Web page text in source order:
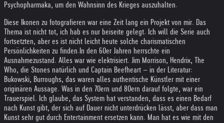
Psychopharmaka, um den Wahnsinn des Krieges auszuhalten.
Diese Ikonen zu fotografieren war eine Zeit lang ein Projekt von mir. Das
Thema ist nicht tot, ich hab es nur beiseite gelegt. Ich will die Serie auch
fortsetzten, aber es ist nicht leicht heute solche charismatischen
Persönlichkeiten zu finden. In den 60er Jahren herrschte ein
Ausnahmezustand. Alles war wie elektrisiert. Jim Morrison, Hendrix, The
Who, die Stones natürlich und Captain Beefheart – in der Literatur:
Bukowski, Burroughs, das waren alles authentische Künstler mit einer
originären Aussage. Was in den 70ern und 80ern darauf folgte, war ein
Trauerspiel. Ich glaube, das System hat verstanden, dass es einen Bedarf
nach Kunst gibt, der sich auf Dauer nicht unterdrücken lässt, aber dass man
Kunst sehr gut durch Entertainment ersetzen kann. Man hat es wie mit den